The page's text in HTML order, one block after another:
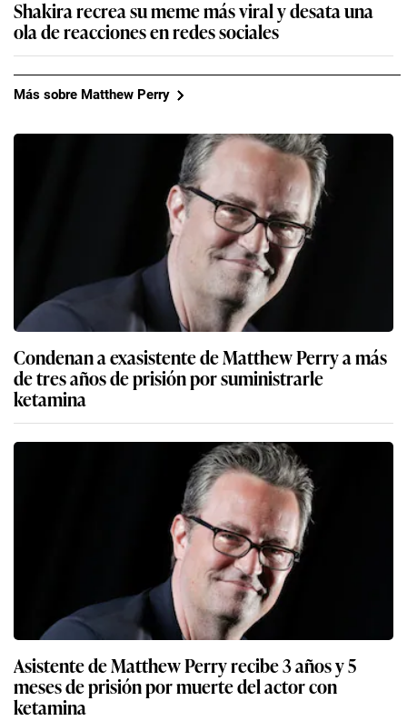
Shakira recrea su meme más viral y desata una
ola de reacciones en redes sociales
Más sobre Matthew Perry
Condenan a exasistente de Matthew Perry a más
de tres años de prisión por suministrarle
ketamina
Asistente de Matthew Perry recibe 3 años y 5
meses de prisión por muerte del actor con
ketamina